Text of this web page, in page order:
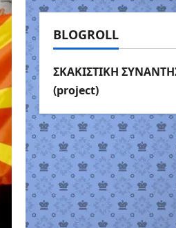
BLOGROLL
ΣΚΑΚΙΣΤΙΚΗ
(project)